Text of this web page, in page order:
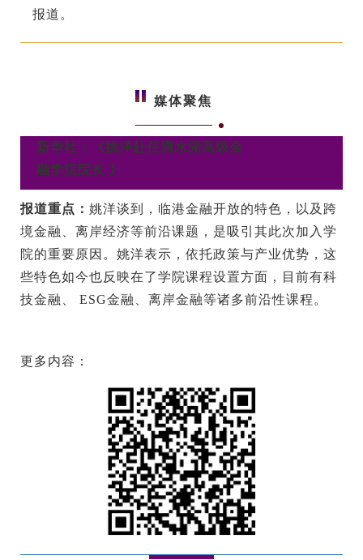
报道。
媒体聚焦
新华社：《姚洋赴任滴水湖高级金
融学院院长 》
报道重点： 姚洋谈到，临港金融开放的特色，以及跨
境金融、离岸经济等前沿课题，是吸引其此次加入学
院的重要原因。姚洋表示，依托政策与产业优势，这
些特色如今也反映在了学院课程设置方面，目前有科
技金融、 ESG金融、离岸金融等诸多前沿性课程。
更多内容：